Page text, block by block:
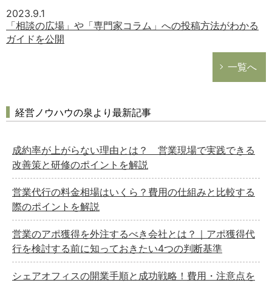
2023.9.1
「相談の広場」や「専門家コラム」への投稿方法がわかる
ガイドを公開
一覧へ
経営ノウハウの泉より最新記事
成約率が上がらない理由とは？ 営業現場で実践できる
改善策と研修のポイントを解説
営業代行の料金相場はいくら？費用の仕組みと比較する
際のポイントを解説
営業のアポ獲得を外注するべき会社とは？｜アポ獲得代
行を検討する前に知っておきたい4つの判断基準
シェアオフィスの開業手順と成功戦略！費用・注意点を